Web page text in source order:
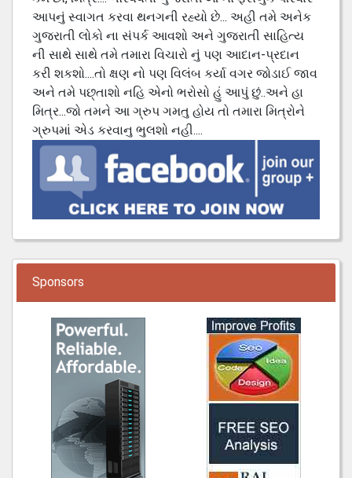
આપનું સ્વાગત કરવા થનગની રહ્યો છે... અહી તમે અનેક
ગુજરાતી લોકો ના સંપર્ક આવશો અને ગુજરાતી સાહિત્ય
ની સાથે સાથે તમે તમારા વિચારો નું પણ આદાન-પ્રદાન
કરી શકશો....તો ક્ષણ નો પણ વિલંબ કર્યા વગર જોડાઈ જાવ
અને તમે પછ્તાશો નહિ એનો ભરોસો હું આપું છું..અને હા
મિત્ર...જો તમને આ ગ્રુપ ગમતુ હોય તો તમારા મિત્રોને
ગ્રુપમાં એડ કરવાનુ ભુલશો નહી....
Sponsors